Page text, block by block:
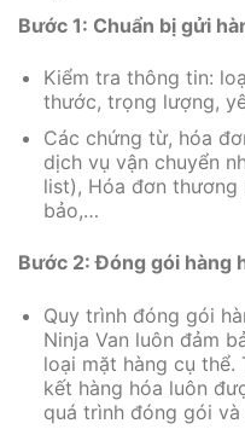
Bước 1: Chuẩn bị gửi
Kiểm tra thông tin:
thước, trọng lượng,
Các chứng từ, hóa
dịch vụ vận chuyển
list), Hóa đơn thương
bảo,…
Bước 2: Đóng gói hàng
Quy trình đóng gói
Ninja Van luôn đảm
loại mặt hàng cụ thể.
kết hàng hóa luôn
quá trình đóng gói và